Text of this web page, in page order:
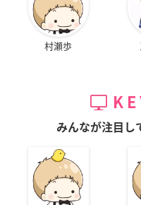
村瀬歩
みんなが注目し